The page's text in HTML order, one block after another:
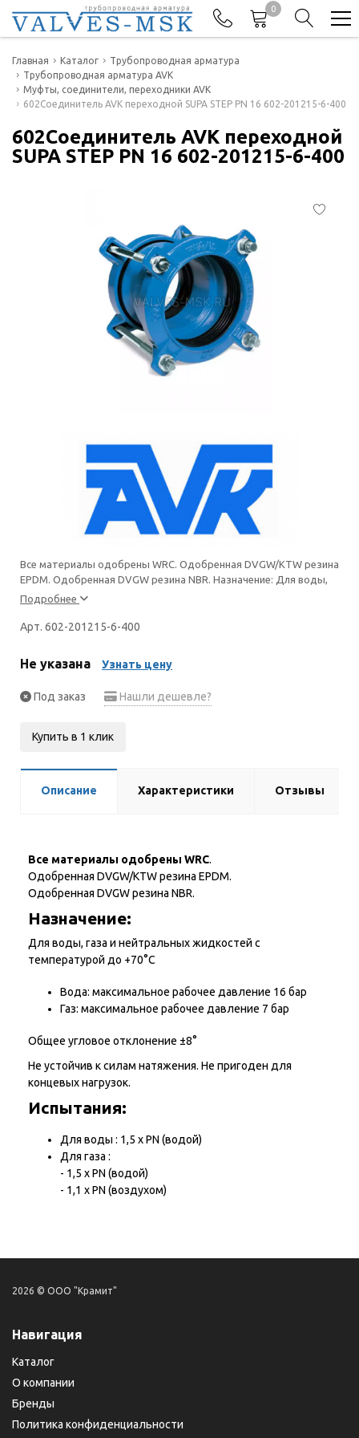
0
Телефоны
+7(977) 474-62-50
Отдел продаж
Главная Каталог
Трубопроводная арматура
Трубопроводная арматура AVK
Муфты, соединители, переходники AVK
602Соединитель AVK переходной SUPA STEP PN 16 602-201215-6-400
602Соединитель AVK переходной
SUPA STEP PN 16 602-201215-6-400
Все материалы одобрены WRC. Одобренная DVGW/KTW резина
EPDM. Одобренная DVGW резина NBR. Назначение: Для воды,
Подробнее
Арт. 602-201215-6-400
Не указана Узнать цену
Под заказ Нашли дешевле?
Купить в 1 клик
Описание Характеристики Отзывы
Все материалы одобрены WRC.
Одобренная DVGW/KTW резина EPDM.
Одобренная DVGW резина NBR.
Назначение:
Для воды, газа и нейтральных жидкостей с
температурой до +70°С
Вода: максимальное рабочее давление 16 бар
Газ: максимальное рабочее давление 7 бар
Общее угловое отклонение ±8°
Не устойчив к силам натяжения. Не пригоден для
концевых нагрузок.
Испытания:
Для воды : 1,5 х PN (водой)
Для газа :
- 1,5 х PN (водой)
- 1,1 х PN (воздухом)
2026 © ООО "Крамит"
Навигация
Каталог
О компании
Бренды
Политика конфиденциальности